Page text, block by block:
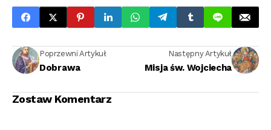
Poprzewni Artykuł
Dobrawa
Następny Artykuł
Misja św. Wojciecha
Zostaw Komentarz